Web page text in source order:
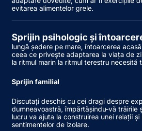
evitarea alimentelor grele.
Sprijin psihologic și
lungă ședere pe mare, întoarcerea
ceea ce privește adaptarea la viața de
la ritmul marin la ritmul terestru necesită
Sprijin familial
Discutați deschis cu cei dragi despre
dumneavoastră, împărtășindu-vă trăirile
lucru va ajuta la construirea unei relații și
sentimentelor de izolare.